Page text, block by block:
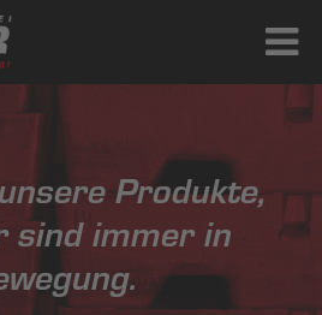
Produkte,
sind immer in